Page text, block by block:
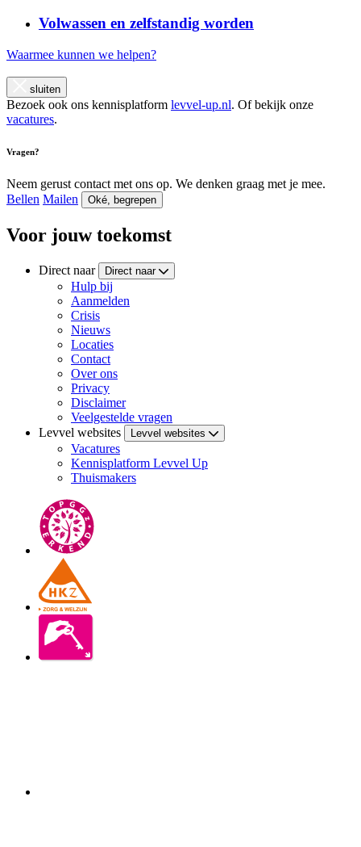
Volwassen en zelfstandig worden
Waarmee kunnen we helpen?
sluiten
Bezoek ook ons kennisplatform levvel-up.nl. Of bekijk onze
vacatures.
Vragen?
Neem gerust contact met ons op. We denken graag met je mee.
Bellen Mailen Oké, begrepen
Voor jouw toekomst
Direct naar Direct naar
Hulp bij
Aanmelden
Crisis
Nieuws
Locaties
Contact
Over ons
Privacy
Disclaimer
Veelgestelde vragen
Levvel websites
Levvel websites
Vacatures
Kennisplatform Levvel Up
Thuismakers